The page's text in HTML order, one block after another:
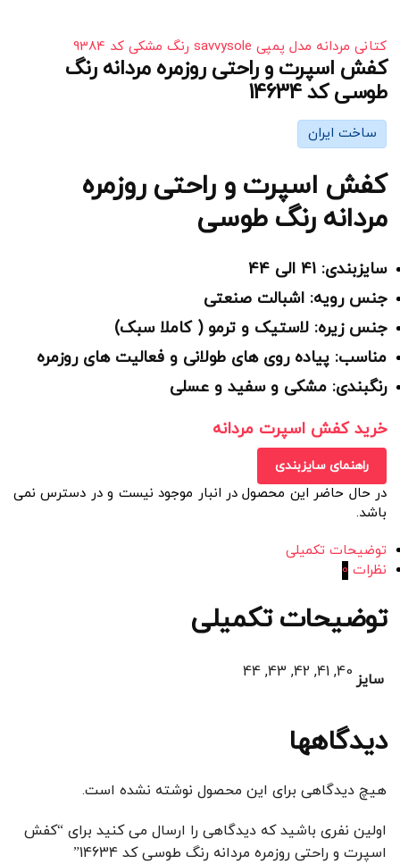
کتانی مردانه مدل پمپی savvysole رنگ مشکی کد 9384
کفش اسپرت و راحتی روزمره مردانه رنگ
طوسی کد 14634
ساخت ایران
کفش اسپرت و راحتی روزمره
مردانه رنگ طوسی
سایزبندی: 41 الی 44
جنس رویه: اشبالت صنعتی
جنس زیره: لاستیک و ترمو ( کاملا سبک)
مناسب: پیاده روی های طولانی و فعالیت های روزمره
رنگبندی: مشکی و سفید و عسلی
خرید کفش اسپرت مردانه
راهنمای سایزبندی
در حال حاضر این محصول در انبار موجود نیست و در دسترس نمی
باشد.
توضیحات تکمیلی
نظرات 0
توضیحات تکمیلی
سایز 40, 41, 42, 43, 44
دیدگاهها
هیچ دیدگاهی برای این محصول نوشته نشده است.
اولین نفری باشید که دیدگاهی را ارسال می کنید برای “کفش
اسپرت و راحتی روزمره مردانه رنگ طوسی کد 14634”